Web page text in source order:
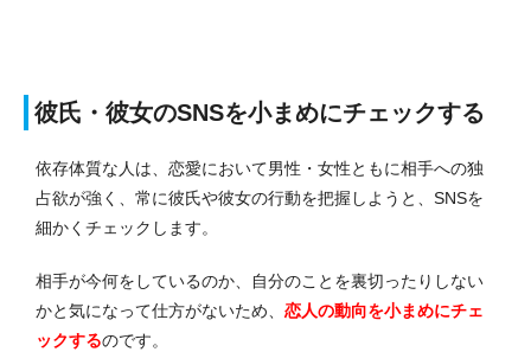
彼氏・彼女のSNSを小まめにチェックする
依存体質な人は、恋愛において男性・女性ともに相手への独
占欲が強く、常に彼氏や彼女の行動を把握しようと、SNSを
細かくチェックします。
相手が今何をしているのか、自分のことを裏切ったりしない
かと気になって仕方がないため、 恋人の動向を小まめにチェ
ックするのです。